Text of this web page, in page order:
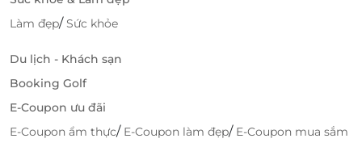
Ngày 1: Hà Nội - Đảo Tuần Châu – Hang Luồn –
Buổi sáng
Làm đẹp/Sức khỏe
Du lịch - Khách sạn
Booking Golf
E-Coupon ưu đãi
E-Coupon ẩm thực/ E-Coupon làm đẹp/ E-Coupon mua sắm